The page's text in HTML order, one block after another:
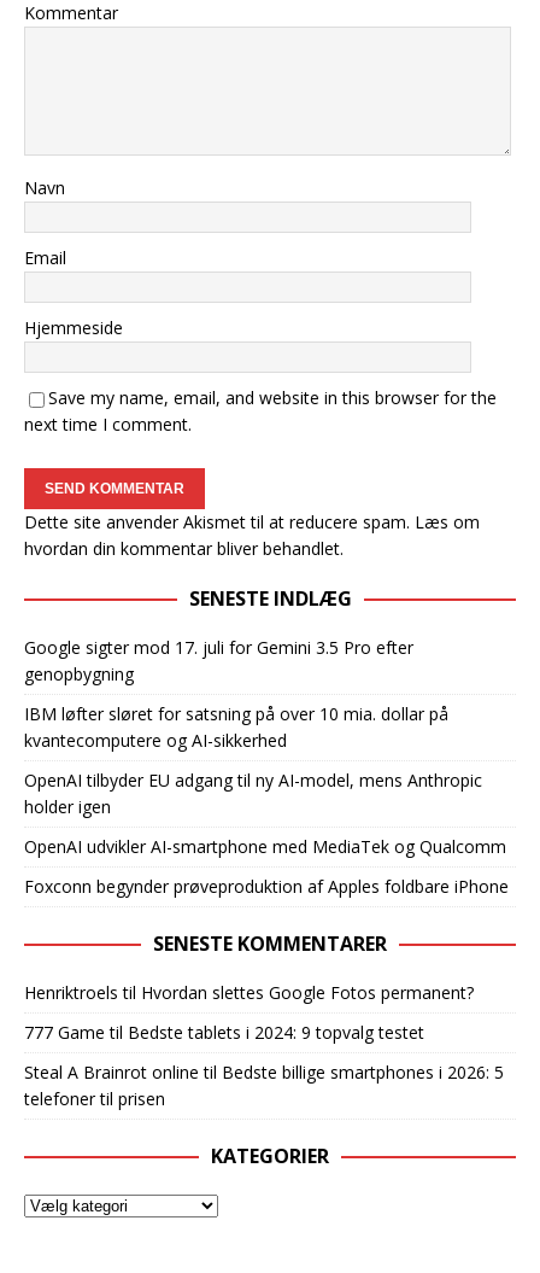
Kommentar
Navn
Email
Hjemmeside
Save my name, email, and website in this browser for the
next time I comment.
Dette site anvender Akismet til at reducere spam. Læs om
hvordan din kommentar bliver behandlet.
SENESTE INDLÆG
Google sigter mod 17. juli for Gemini 3.5 Pro efter
genopbygning
IBM løfter sløret for satsning på over 10 mia. dollar på
kvantecomputere og AI-sikkerhed
OpenAI tilbyder EU adgang til ny AI-model, mens Anthropic
holder igen
OpenAI udvikler AI-smartphone med MediaTek og Qualcomm
Foxconn begynder prøveproduktion af Apples foldbare iPhone
SENESTE KOMMENTARER
Henriktroels til Hvordan slettes Google Fotos permanent?
777 Game til Bedste tablets i 2024: 9 topvalg testet
Steal A Brainrot online til Bedste billige smartphones i 2026: 5
telefoner til prisen
KATEGORIER